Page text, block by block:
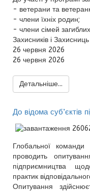
- ветерани та
- члени їхніх родин;
- члени сімей
Захисників і
26 червня 2026
26 червня 2026
Детальніше...
До відома суб’єктів
Глобальної
проводить
підприємництва
практик
Опитування